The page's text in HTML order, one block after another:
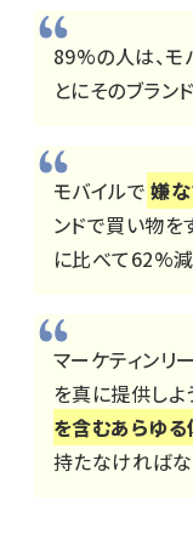
89%の人は、モ
とにそのブラン
モバイルで 嫌
ンドで買い物を
に比べて62%
マーケティンリ
を真に提供しよ
を含むあらゆ
持たなければな